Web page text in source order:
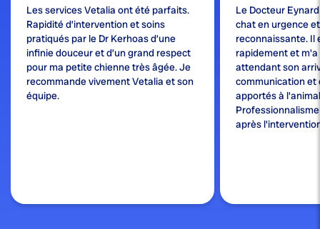
Les services Vetalia ont été parfaits.
Rapidité d’intervention et soins
pratiqués par le Dr Kerhoas d’une
infinie douceur et d’un grand respect
pour ma petite chienne très âgée. Je
recommande vivement Vetalia et son
équipe.
Le Docteur
chat en urgence
reconnaissante. Il
rapidement et m'a
attendant son
communication et
apportés à
après